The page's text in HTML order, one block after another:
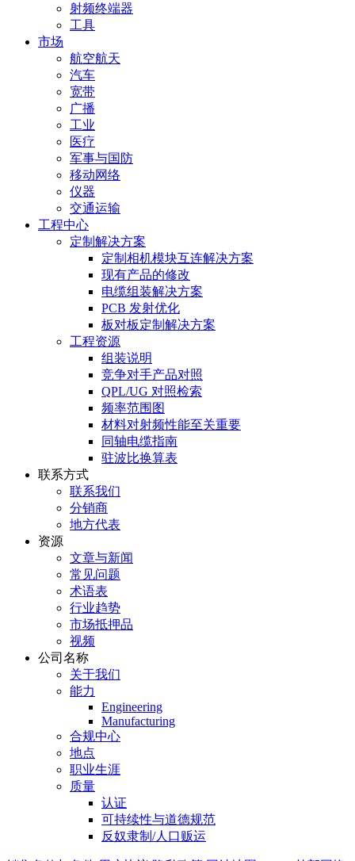
射频终端器
工具
市场
航空航天
汽车
宽带
广播
工业
医疗
军事与国防
移动网络
仪器
交通运输
工程中心
定制解决方案
定制相机模块互连解决方案
现有产品的修改
电缆组装解决方案
PCB 发射优化
板对板定制解决方案
工程资源
组装说明
竞争对手产品对照
QPL/UG 对照检索
频率范围图
材料对射频性能至关重要
同轴电缆指南
驻波比换算表
联系方式
联系我们
分销商
地方代表
资源
文章与新闻
常见问题
术语表
行业趋势
市场抵押品
视频
公司名称
关于我们
能力
Engineering
Manufacturing
合规中心
地点
职业生涯
质量
认证
可持续性与道德规范
反奴隶制/人口贩运